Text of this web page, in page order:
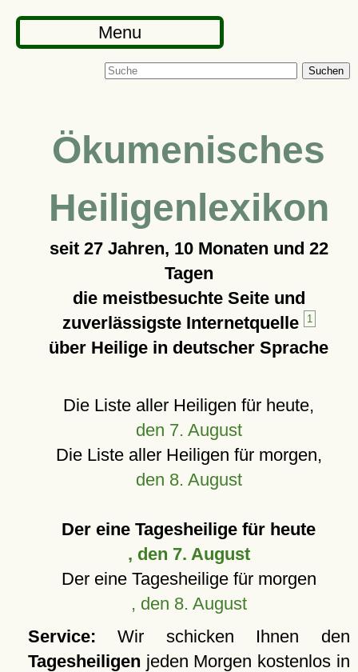
Menu
Suchen
Ökumenisches
Heiligenlexikon
seit 27 Jahren, 10 Monaten und 22
Tagen
die meistbesuchte Seite und
zuverlässigste Internetquelle
1
über Heilige in deutscher Sprache
Die Liste aller Heiligen für heute,
den 7. August
Die Liste aller Heiligen für morgen,
den 8. August
Der eine Tagesheilige für heute
, den 7. August
Der eine Tagesheilige für morgen
, den 8. August
Service: Wir schicken Ihnen den
Tagesheiligen jeden Morgen kostenlos in